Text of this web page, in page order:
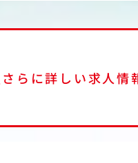
らに詳しい求人情